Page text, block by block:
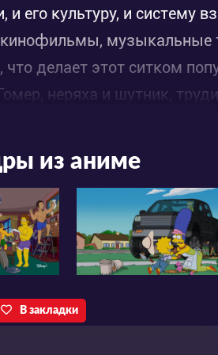
и его культуру, и систему
музыкальные
что делает этот ситком
неряха и шутник,
Его супруга Мардж,
маяком здравомыслия
Их сын Барт –
склонна к философским
пока совсем не
из аниме
В закладки